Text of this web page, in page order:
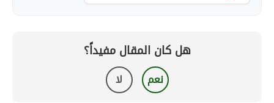
هل كان المقال مفيداً؟
نعم لا